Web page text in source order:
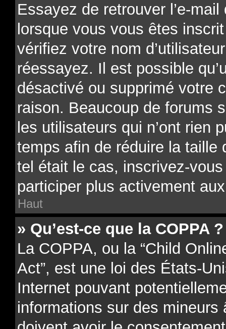
Essayez de retrouver l’e-
lorsque vous vous êtes
vérifiez votre nom
réessayez. Il est possible
désactivé ou supprimé votre
raison. Beaucoup de forums
les utilisateurs qui n’ont rien
temps afin de réduire la taille
tel était le cas, inscrivez-
participer plus activement
Haut
» Qu’est-ce que la COPPA ?
La COPPA, ou la “Child
Act”, est une loi des États-
Internet pouvant
informations sur des